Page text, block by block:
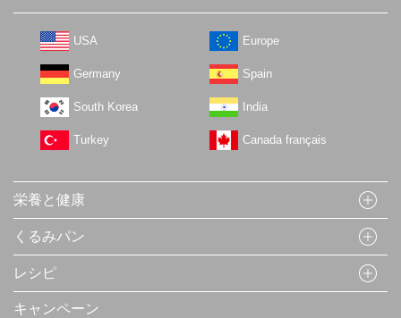
USA Europe
Germany Spain
South Korea India
Turkey Canada français
栄養と健康
くるみパン
レシピ
キャンペーン